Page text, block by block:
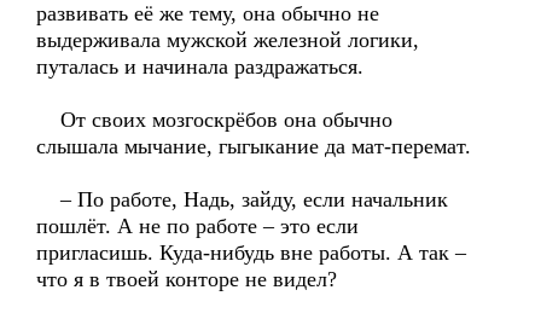
развивать её же тему, она обычно не
выдерживала мужской железной логики,
путалась и начинала раздражаться.
От своих мозгоскрёбов она обычно
слышала мычание, гыгыкание да мат-перемат.
– По работе, Надь, зайду, если начальник
пошлёт. А не по работе – это если
пригласишь. Куда-нибудь вне работы. А так –
что я в твоей конторе не видел?